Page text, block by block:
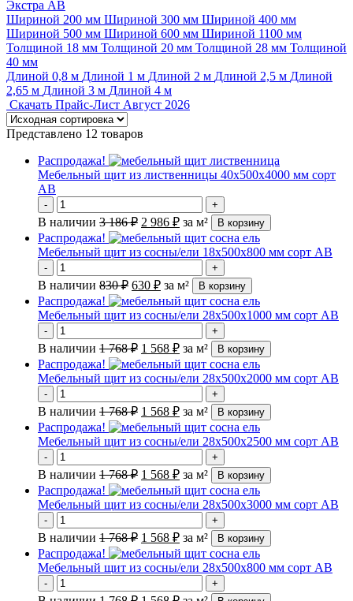
Экстра АВ
Шириной 200 мм Шириной 300 мм Шириной 400 мм
Шириной 500 мм Шириной 600 мм Шириной 1100 мм
Толщиной 18 мм Толщиной 20 мм Толщиной 28 мм Толщиной
40 мм
Длиной 0,8 м Длиной 1 м Длиной 2 м Длиной 2,5 м Длиной
2,65 м Длиной 3 м Длиной 4 м
Скачать Прайс-Лист Август 2026
Представлено 12 товаров
Распродажа!
Мебельный щит из лиственницы 40х500х4000 мм сорт
АВ
- +
В наличии 3 186₽ 2 986 ₽ за м² В корзину
Распродажа!
Мебельный щит из сосны/ели 18х500х800 мм сорт АВ
- +
В наличии 830₽ 630 ₽ за м² В корзину
Распродажа!
Мебельный щит из сосны/ели 28х500х1000 мм сорт АВ
- +
В наличии 1 768₽ 1 568 ₽ за м² В корзину
Распродажа!
Мебельный щит из сосны/ели 28х500х2000 мм сорт АВ
- +
В наличии 1 768₽ 1 568 ₽ за м² В корзину
Распродажа!
Мебельный щит из сосны/ели 28х500х2500 мм сорт АВ
- +
В наличии 1 768₽ 1 568 ₽ за м² В корзину
Распродажа!
Мебельный щит из сосны/ели 28х500х3000 мм сорт АВ
- +
В наличии 1 768₽ 1 568 ₽ за м² В корзину
Распродажа!
Мебельный щит из сосны/ели 28х500х800 мм сорт АВ
- +